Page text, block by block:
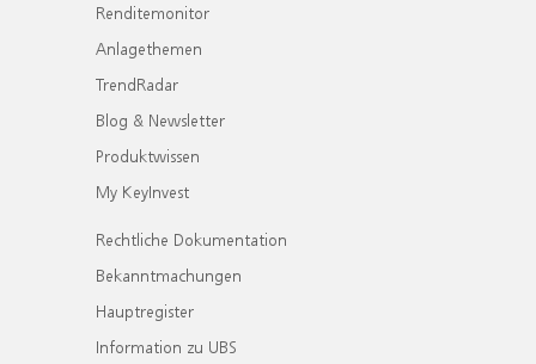
Renditemonitor
Anlagethemen
TrendRadar
Blog & Newsletter
Produktwissen
My KeyInvest
Rechtliche Dokumentation
Bekanntmachungen
Hauptregister
Information zu UBS